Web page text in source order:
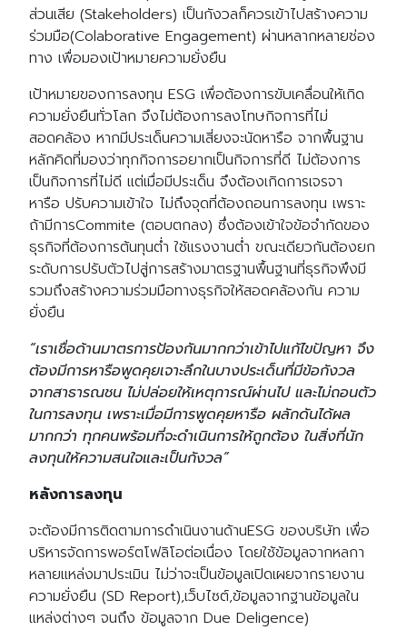
Search
for:
ส่วนเสีย (Stakeholders) เป็นกังวลก็ควรเข้าไปสร้างความ
ร่วมมือ(Colaborative Engagement) ผ่านหลากหลายช่อง
ทาง เพื่อมองเป้าหมายความยั่งยืน
เป้าหมายของการลงทุน ESG เพื่อต้องการขับเคลื่อนให้เกิด
ความยั่งยืนทั่วโลก จึงไม่ต้องการลงโทษกิจการที่ไม่
สอดคล้อง หากมีประเด็นความเสี่ยงจะนัดหารือ จากพื้นฐาน
หลักคิดที่มองว่าทุกกิจการอยากเป็นกิจการที่ดี ไม่ต้องการ
เป็นกิจการที่ไม่ดี แต่เมื่อมีประเด็น จึงต้องเกิดการเจรจา
หารือ ปรับความเข้าใจ ไม่ถึงจุดที่ต้องถอนการลงทุน เพราะ
ถ้ามีการCommite (ตอบตกลง) ซึ่งต้องเข้าใจข้อจำกัดของ
ธุรกิจที่ต้องการต้นทุนต่ำ ใช้แรงงานต่ำ ขณะเดียวกันต้องยก
ระดับการปรับตัวไปสู่การสร้างมาตรฐานพื้นฐานที่ธุรกิจพึงมี
รวมถึงสร้างความร่วมมือทางธุรกิจให้สอดคล้องกัน ความ
ยั่งยืน
“เราเชื่อด้านมาตรการป้องกันมากกว่าเข้าไปแก้ไขปัญหา จึง
ต้องมีการหารือพูดคุยเจาะลึกในบางประเด็นที่มีข้อกังวล
จากสาธารณชน ไม่ปล่อยให้เหตุการณ์ผ่านไป และไม่ถอนตัว
ในการลงทุน เพราะเมื่อมีการพูดคุยหารือ ผลักดันได้ผล
มากกว่า ทุกคนพร้อมที่จะดำเนินการให้ถูกต้อง ในสิ่งที่นัก
ลงทุนให้ความสนใจและเป็นกังวล”
หลังการลงทุน
จะต้องมีการติดตามการดำเนินงานด้านESG ของบริษัท เพื่อ
บริหารจัดการพอร์ตโฟลิโอต่อเนื่อง โดยใช้ข้อมูลจากหลกา
หลายแหล่งมาประเมิน ไม่ว่าจะเป็นข้อมูลเปิดเผยจากรายงาน
ความยั่งยืน (SD Report),เว็บไซต์,ข้อมูลจากฐานข้อมูลใน
แหล่งต่างๆ จนถึง ข้อมูลจาก Due Deligence)